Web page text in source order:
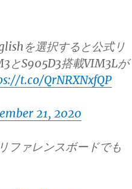
を選択すると公式リ
とS905D3搭載VIM3Lが
t.co/QrNRXNxfQP
21, 2020
ファレンスボードでも